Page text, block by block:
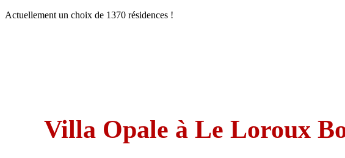
Actuellement un choix de 1370 résidences !
Villa Opale à Le Loroux